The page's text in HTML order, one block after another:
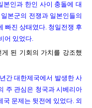
본인과 한인 사이 충돌에 대
본군의 전쟁과 일본인들의
빠진 상태였다. 청일전쟁 후
어 있었다.
된 기회의 가치를 강조했
간 대한제국에서 발생한 사
주 관심은 청국과 시베리아
문제는 뒷전에 있었다. 외